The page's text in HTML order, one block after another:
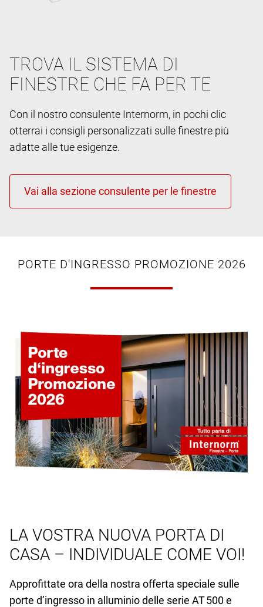
TROVA IL SISTEMA DI
FINESTRE CHE FA PER TE
Con il nostro consulente Internorm, in pochi clic
otterrai i consigli personalizzati sulle finestre più
adatte alle tue esigenze.
PORTE D'INGRESSO PROMOZIONE 2026
LA VOSTRA NUOVA PORTA DI
CASA – INDIVIDUALE COME VOI!
Approfittate ora della nostra offerta speciale sulle
porte d’ingresso in alluminio delle serie AT 500 e